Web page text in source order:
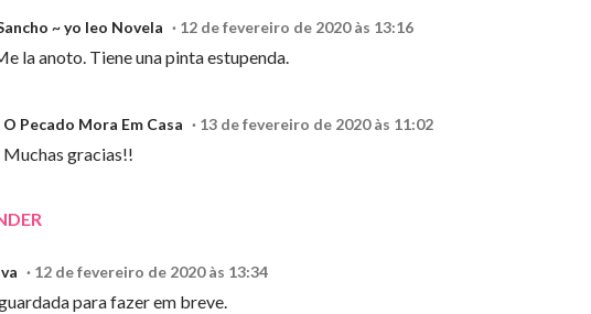
~ yo leo Novela 12 de fevereiro de 2020 às 13:16
la anoto. Tiene una pinta estupenda.
O Pecado Mora Em Casa 13 de fevereiro de 2020 às 11:02
Muchas gracias!!
12 de fevereiro de 2020 às 13:34
para fazer em breve.